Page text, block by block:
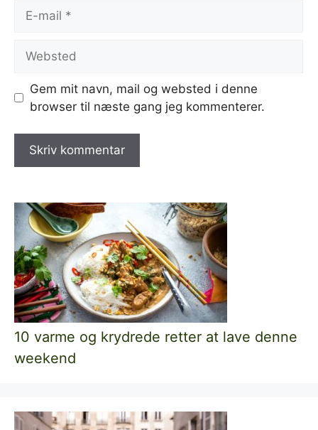
mail
Gem mit navn, mail og websted i denne
browser til næste gang jeg kommenterer.
10 varme og krydrede retter at lave denne
weekend